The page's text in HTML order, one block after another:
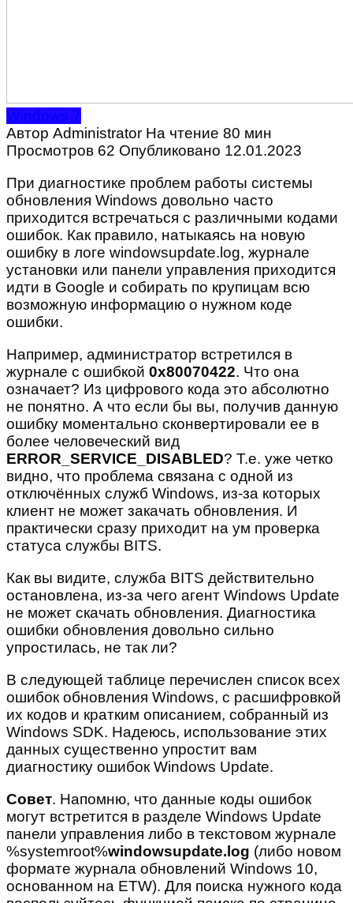
Windows 7
Автор Administrator На чтение 80 мин
Просмотров 62 Опубликовано 12.01.2023
При диагностике проблем работы системы
обновления Windows довольно часто
приходится встречаться с различными кодами
ошибок. Как правило, натыкаясь на новую
ошибку в логе windowsupdate.log, журнале
установки или панели управления приходится
идти в Google и собирать по крупицам всю
возможную информацию о нужном коде
ошибки.
Например, администратор встретился в
журнале с ошибкой 0x80070422. Что она
означает? Из цифрового кода это абсолютно
не понятно. А что если бы вы, получив данную
ошибку моментально сконвертировали ее в
более человеческий вид
ERROR_SERVICE_DISABLED? Т.е. уже четко
видно, что проблема связана с одной из
отключённых служб Windows, из-за которых
клиент не может закачать обновления. И
практически сразу приходит на ум проверка
статуса службы BITS.
Как вы видите, служба BITS действительно
остановлена, из-за чего агент Windows Update
не может скачать обновления. Диагностика
ошибки обновления довольно сильно
упростилась, не так ли?
В следующей таблице перечислен список всех
ошибок обновления Windows, с расшифровкой
их кодов и кратким описанием, собранный из
Windows SDK. Надеюсь, использование этих
данных существенно упростит вам
диагностику ошибок Windows Update.
Совет. Напомню, что данные коды ошибок
могут встретится в разделе Windows Update
панели управления либо в текстовом журнале
%systemroot%windowsupdate.log (либо новом
формате журнала обновлений Windows 10,
основанном на ETW). Для поиска нужного кода